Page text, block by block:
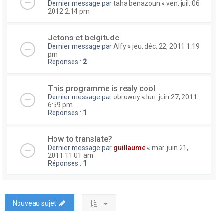
Dernier message partaha benazoun « ven. juil. 06,
2012 2:14 pm
Jetons et belgitude
Dernier message parAlfy « jeu. déc. 22, 2011 1:19
pm
Réponses : 2
This programme is realy cool
Dernier message parobrowny « lun. juin 27, 2011
6:59 pm
Réponses : 1
How to translate?
Dernier message par guillaume « mar. juin 21,
2011 11:01 am
Réponses : 1
Nouveau sujet